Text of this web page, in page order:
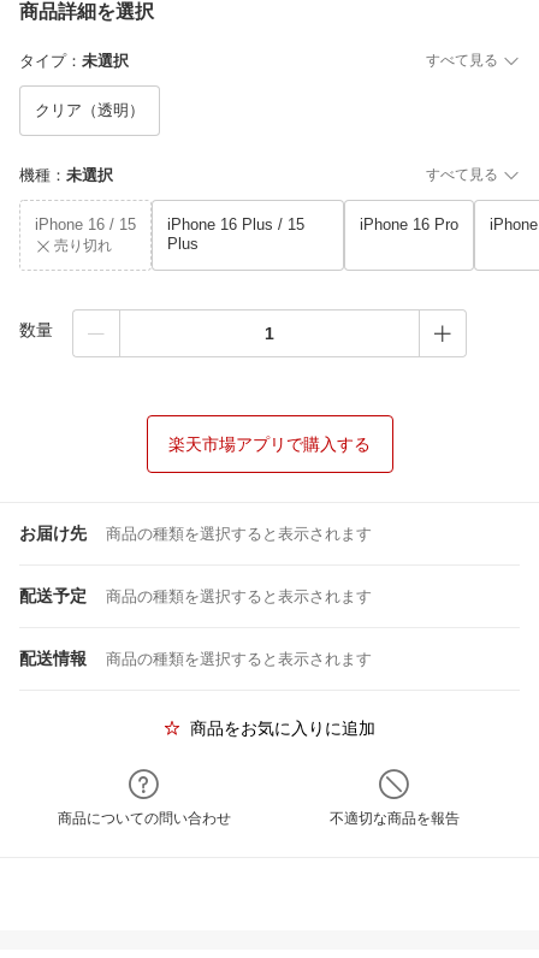
商品詳細を選択
タイプ： 未選択 すべて見る
クリア（透明）
機種 ： 未選択 すべて見る
iPhone 16 / 15
売り切れ
iPhone 16 Plus / 15
Plus
iPhone 16 Pro
数量
楽天市場アプリで購入する
お届け先 商品の種類を選択すると表示されます
配送予定 商品の種類を選択すると表示されます
配送情報 商品の種類を選択すると表示されます
商品をお気に入りに追加
商品についての問い合わせ 不適切な商品を報告